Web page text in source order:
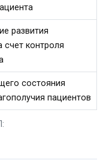
развития
счет контроля
состояния
пациентов